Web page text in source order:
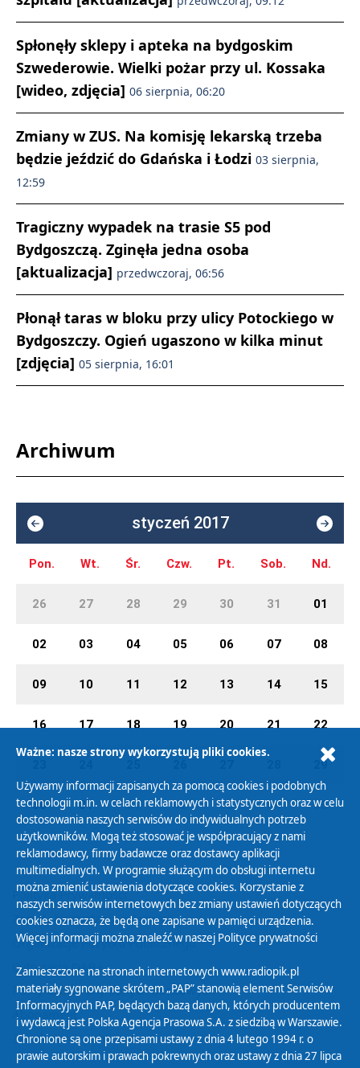
Spłonęły sklepy i apteka na bydgoskim
Szwederowie. Wielki pożar przy ul. Kossaka
[wideo, zdjęcia] 06 sierpnia, 06:20
Zmiany w ZUS. Na komisję lekarską trzeba
będzie jeździć do Gdańska i Łodzi 03 sierpnia,
12:59
Tragiczny wypadek na trasie S5 pod
Bydgoszczą. Zginęła jedna osoba
[aktualizacja] przedwczoraj, 06:56
Płonął taras w bloku przy ulicy Potockiego w
Bydgoszczy. Ogień ugaszono w kilka minut
[zdjęcia] 05 sierpnia, 16:01
Archiwum
styczeń 2017
Pon. Wt. Śr. Czw. Pt. Sob. Nd.
26 27 28 29 30 31 01
02 03 04 05 06 07 08
09 10 11 12 13 14 15
16 17 18 19 20 21 22
29
30 31 01 02 03 04 05
Polityka Prywatności
Zasady korzystania z Serwisu
Organizacje Pożytku Publicznego
Cyfryzacja DAB+
Polityka ochrony danych osobowych
Abonament
Zamówienia publiczne
Ważne: nasze strony wykorzystują pliki cookies.
Używamy informacji zapisanych za pomocą cookies i podobnych
technologii m.in. w celach reklamowych i statystycznych oraz w celu
dostosowania naszych serwisów do indywidualnych potrzeb
użytkowników. Mogą też stosować je współpracujący z nami
reklamodawcy, firmy badawcze oraz dostawcy aplikacji
multimedialnych. W programie służącym do obsługi internetu
można zmienić ustawienia dotyczące cookies. Korzystanie z
naszych serwisów internetowych bez zmiany ustawień dotyczących
cookies oznacza, że będą one zapisane w pamięci urządzenia.
Więcej informacji można znaleźć w naszej Polityce prywatności
Zamieszczone na stronach internetowych www.radiopik.pl
materiały sygnowane skrótem „PAP” stanowią element Serwisów
Informacyjnych PAP, będących bazą danych, których producentem
i wydawcą jest Polska Agencja Prasowa S.A. z siedzibą w Warszawie.
Chronione są one przepisami ustawy z dnia 4 lutego 1994 r. o
prawie autorskim i prawach pokrewnych oraz ustawy z dnia 27 lipca